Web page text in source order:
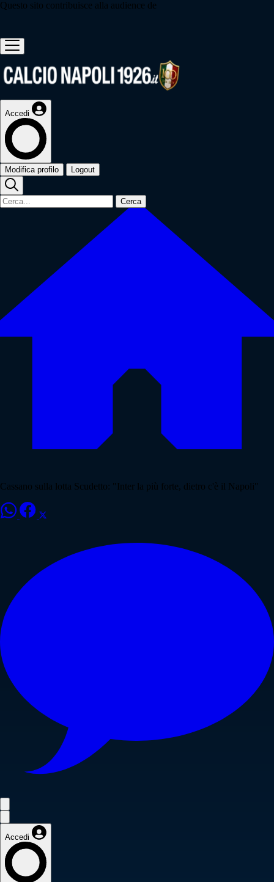
Questo sito contribuisce alla audience de
Accedi
Modifica profilo Logout
Cerca
Cassano sulla lotta Scudetto: "Inter la più forte, dietro c'è il Napoli"
Accedi